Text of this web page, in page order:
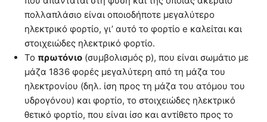
πολλαπλάσιο είναι οποιοδήποτε μεγαλύτερο
ηλεκτρικό φορτίο, γι’ αυτό το φορτίο e καλείται και
στοιχειώδες ηλεκτρικό φορτίο.
Το πρωτόνιο (συμβολισμός p), που είναι σωμάτιο με
μάζα 1836 φορές μεγαλύτερη από τη μάζα του
ηλεκτρονίου (δηλ. ίση προς τη μάζα του ατόμου του
υδρογόνου) και φορτίο, το στοιχειώδες ηλεκτρικό
θετικό φορτίο, που είναι ίσο και αντίθετο προς το